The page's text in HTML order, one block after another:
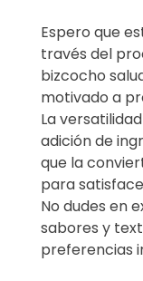
Espero que
través del
bizcocho
motivado a
La
adición de
que la
para
No dudes en
sabores y
preferencias